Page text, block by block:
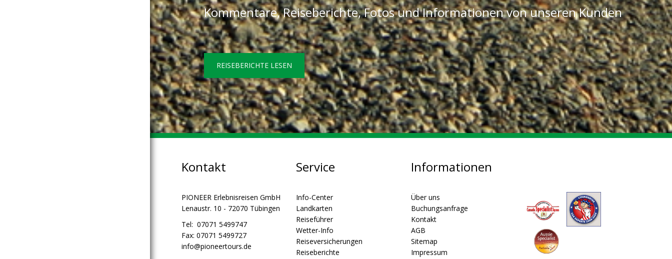
Kommentare, Reiseberichte, Fotos und Informationen von unseren Kunden
REISEBERICHTE LESEN
Kontakt
PIONEER Erlebnisreisen GmbH
Lenaustr. 10 - 72070 Tübingen
Tel: 07071 5499747
Fax: 07071 5499727
info@pioneertours.de
Service
Info-Center
Landkarten
Reiseführer
Wetter-Info
Reiseversicherungen
Reiseberichte
Informationen
Über uns
Buchungsanfrage
Kontakt
AGB
Sitemap
Impressum